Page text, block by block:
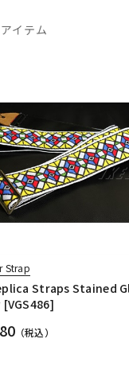
イテム
Strap
Straps Stained
（税込）